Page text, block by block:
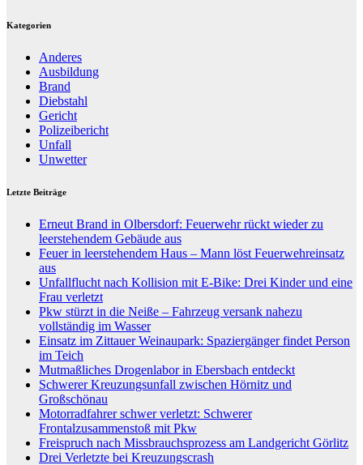
Kategorien
Anderes
Ausbildung
Brand
Diebstahl
Gericht
Polizeibericht
Unfall
Unwetter
Letzte Beiträge
Erneut Brand in Olbersdorf: Feuerwehr rückt wieder zu
leerstehendem Gebäude aus
Feuer in leerstehendem Haus – Mann löst Feuerwehreinsatz
aus
Unfallflucht nach Kollision mit E-Bike: Drei Kinder und eine
Frau verletzt
Pkw stürzt in die Neiße – Fahrzeug versank nahezu
vollständig im Wasser
Einsatz im Zittauer Weinaupark: Spaziergänger findet Person
im Teich
Mutmaßliches Drogenlabor in Ebersbach entdeckt
Schwerer Kreuzungsunfall zwischen Hörnitz und
Großschönau
Motorradfahrer schwer verletzt: Schwerer
Frontalzusammenstoß mit Pkw
Freispruch nach Missbrauchsprozess am Landgericht Görlitz
Drei Verletzte bei Kreuzungscrash